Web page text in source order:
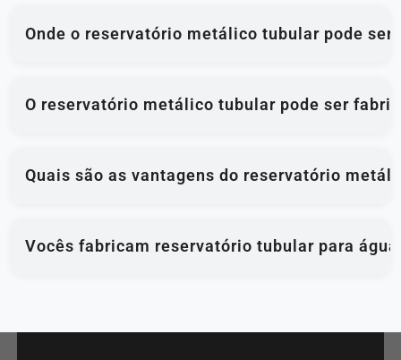
Onde o reservatório metálico tubular pode ser
O reservatório metálico tubular pode ser
Quais são as vantagens do reservatório
Vocês fabricam reservatório tubular para